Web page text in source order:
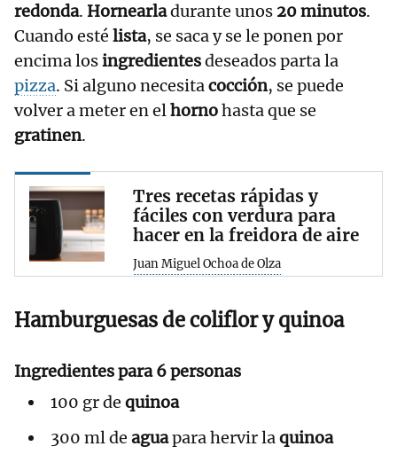
redonda. Hornearladurante unos 20 minutos.
Cuando esté lista, se saca y se le ponen por
encima losingredientesdeseados parta la
pizza. Si alguno necesitacocción, se puede
volver a meter en elhornohasta que se
gratinen.
Tres recetas rápidas y
fáciles con verdura para
hacer en la freidora de aire
Juan Miguel Ochoa de Olza
Hamburguesas de coliflor y quinoa
Ingredientes para 6 personas
100 gr de quinoa
300 ml de aguapara hervir laquinoa